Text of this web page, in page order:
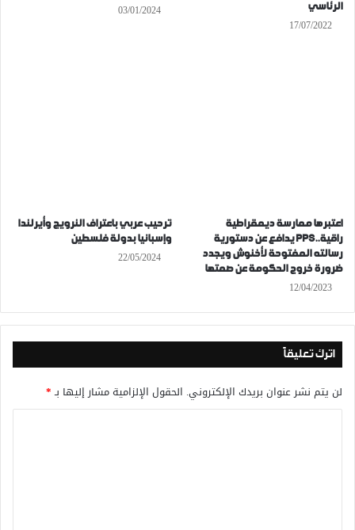
الرئاسي
17/07/2022
03/01/2024
اعتبرها ممارسة ديمقراطية
راقية..PPS يدافع عن دستورية
رسالته المفتوحة لأخنوش ويجدد
ضرورة خروج الحكومة عن صمتها
12/04/2023
ترحيب عربي باعتراف النرويج وأيرلندا
وإسبانيا بدولة فلسطين
22/05/2024
اترك تعليقاً
لن يتم نشر عنوان بريدك الإلكتروني. الحقول الإلزامية مشار إليها بـ*